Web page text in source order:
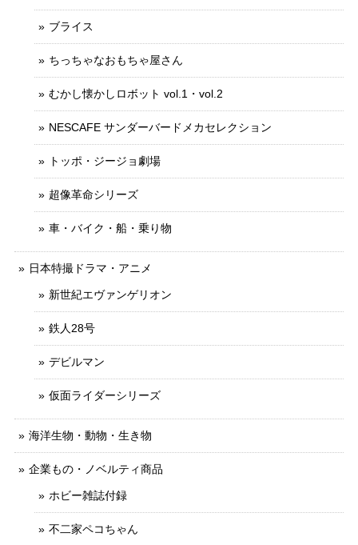
ブライス
ちっちゃなおもちゃ屋さん
むかし懐かしロボット vol.1・vol.2
NESCAFE サンダーバードメカセレクション
トッポ・ジージョ劇場
超像革命シリーズ
車・バイク・船・乗り物
日本特撮ドラマ・アニメ
新世紀エヴァンゲリオン
鉄人28号
デビルマン
仮面ライダーシリーズ
海洋生物・動物・生き物
企業もの・ノベルティ商品
ホビー雑誌付録
不二家ペコちゃん